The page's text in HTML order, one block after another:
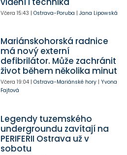
Včera 15:43 | Ostrava-Poruba | Jana Lipowská
Mariánskohorská radnice
má nový externí
defibrilátor. Může zachránit
život během několika minut
Včera 19:04| Ostrava-Mariánské hory| Yvona
Fajtová
Legendy tuzemského
undergroundu zavítají na
PERIFERII Ostrava už v
sobotu